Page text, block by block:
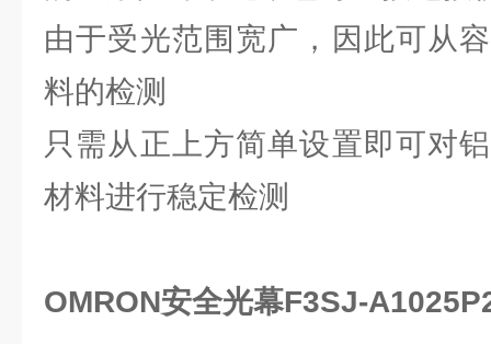
由于受光范围宽广，因此可从
料的检测
只需从正上方简单设置即可对
材料进行稳定检测
OMRON安全光幕F3SJ-